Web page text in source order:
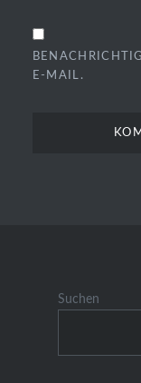
E-MAIL.
Suchen